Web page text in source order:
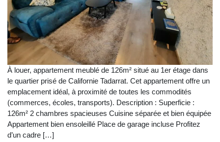
À louer, appartement meublé de 126m² situé au 1er étage dans
le quartier prisé de Californie Tadarrat. Cet appartement offre un
emplacement idéal, à proximité de toutes les commodités
(commerces, écoles, transports). Description : Superficie :
126m² 2 chambres spacieuses Cuisine séparée et bien équipée
Appartement bien ensoleillé Place de garage incluse Profitez
d’un cadre […]